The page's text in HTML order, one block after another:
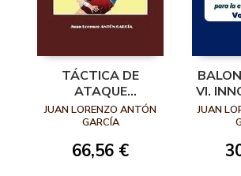
TÁCTICA DE
ATAQUE
BALONMANO.
LÓGICA
ESTRUCTURAL Y
FUNCIONAL
JUAN LORENZO ANTÓN
GARCÍA
66,56 €
VI.
JUAN